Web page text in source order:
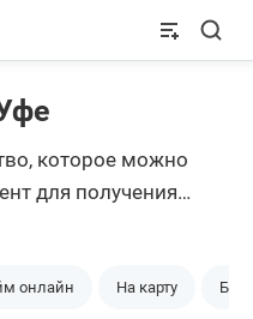
которое можно
для получения
обратиться в МФО
права
онлайн На карту Без